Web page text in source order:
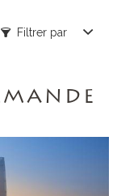
Filtrer par